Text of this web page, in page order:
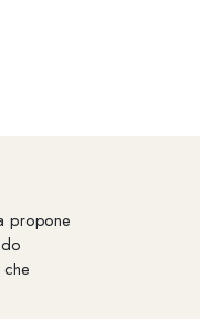
propone